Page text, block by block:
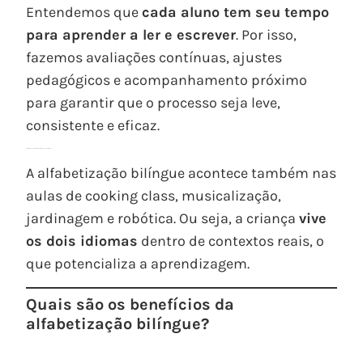
Entendemos quecada aluno tem seu tempo
para aprender a ler e escrever. Por isso,
fazemos avaliações contínuas, ajustes
pedagógicos e acompanhamento próximo
para garantir que o processo seja leve,
consistente e eficaz.
A alfabetização bilíngue acontece também nas
aulas de cooking class, musicalização,
jardinagem e robótica. Ou seja, a criança vive
os dois idiomas dentro de contextos reais, o
que potencializa a aprendizagem.
Quais são os benefícios da
alfabetização bilíngue?